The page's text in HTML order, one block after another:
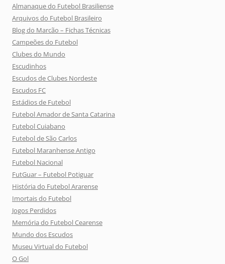
Almanaque do Futebol Brasiliense
Arquivos do Futebol Brasileiro
Blog do Marcão – Fichas Técnicas
Campeões do Futebol
Clubes do Mundo
Escudinhos
Escudos de Clubes Nordeste
Escudos FC
Estádios de Futebol
Futebol Amador de Santa Catarina
Futebol Cuiabano
Futebol de São Carlos
Futebol Maranhense Antigo
Futebol Nacional
FutGuar – Futebol Potiguar
História do Futebol Ararense
Imortais do Futebol
Jogos Perdidos
Memória do Futebol Cearense
Mundo dos Escudos
Museu Virtual do Futebol
O Gol